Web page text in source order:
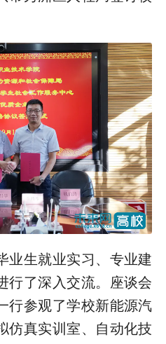
业生就业实习、专业建
行了深入交流。座谈会
行参观了学校新能源汽
仿真实训室、自动化技